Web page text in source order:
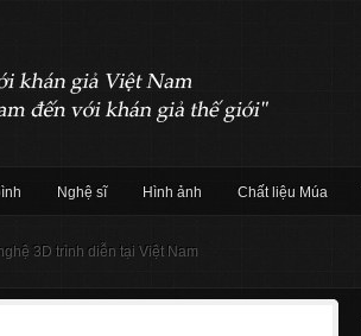
Nghệ sĩ Hình ảnh Chất liệu Múa
3D trình diễn tại Việt Nam